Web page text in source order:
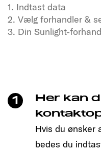
1. Indtast data
2. Vælg forhandler &
3. Din Sunlight-
Så enkelt
1. Indtast data
2. Vælg forhandler &
1
Her kan
Hvis du ønsker
bedes du